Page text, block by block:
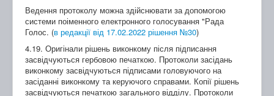
Ведення протоколу можна здійснювати за допомогою
системи поіменного електронного голосування "Рада
Голос. (в редакції від 17.02.2022 рішення №30)
4.19. Оригінали рішень виконкому після підписання
засвідчуються гербовою печаткою. Протоколи засідань
виконкому засвідчуються підписами головуючого на
засіданні виконкому та керуючого справами. Копії рішень
засвідчуються печаткою загального відділу. Протоколи